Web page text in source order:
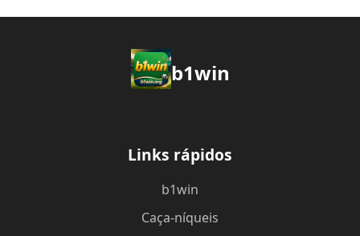
b1win
Links rápidos
b1win
Caça-níqueis